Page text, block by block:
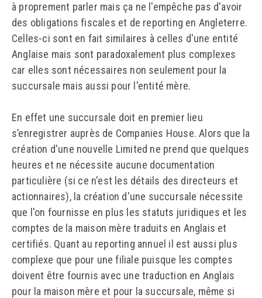
à proprement parler mais ça ne l'empêche pas d'avoir
des obligations fiscales et de reporting en Angleterre.
Celles-ci sont en fait similaires à celles d'une entité
Anglaise mais sont paradoxalement plus complexes
car elles sont nécessaires non seulement pour la
succursale mais aussi pour l'entité mère.
En effet une succursale doit en premier lieu
s’enregistrer auprès de Companies House. Alors que la
création d'une nouvelle Limited ne prend que quelques
heures et ne nécessite aucune documentation
particulière (si ce n'est les détails des directeurs et
actionnaires), la création d'une succursale nécessite
que l'on fournisse en plus les statuts juridiques et les
comptes de la maison mère traduits en Anglais et
certifiés. Quant au reporting annuel il est aussi plus
complexe que pour une filiale puisque les comptes
doivent être fournis avec une traduction en Anglais
pour la maison mère et pour la succursale, même si